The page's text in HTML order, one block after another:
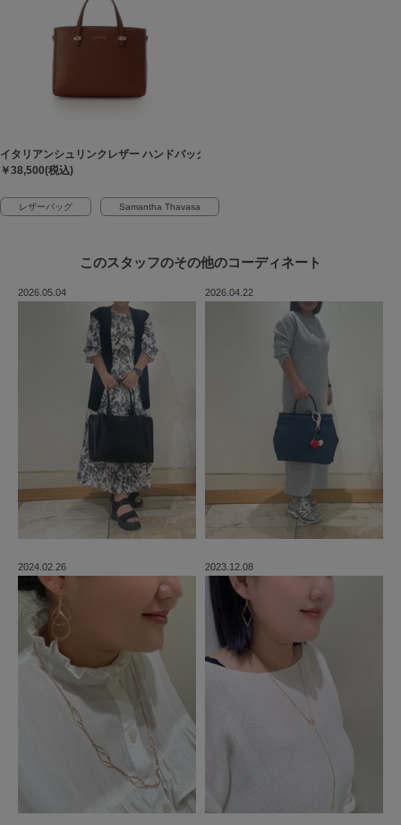
イタリアンシュリンクレザー ハンドバッグ
￥38,500(税込)
レザーバッグ Samantha Thavasa
このスタッフのその他のコーディネート
2026.05.04 2026.04.22
2024.02.26 2023.12.08